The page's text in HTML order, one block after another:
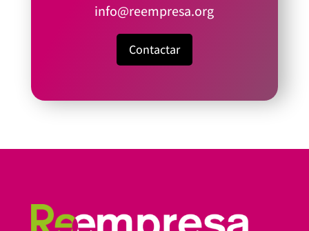
info@reempresa.org
Contactar